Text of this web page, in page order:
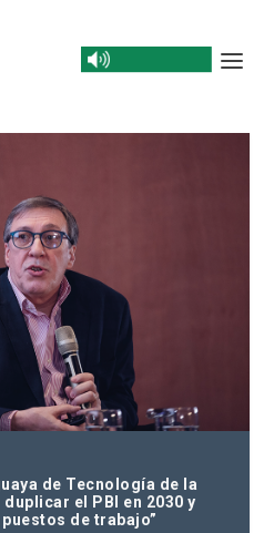
de Tecnología de la
el PBI en 2030 y
de trabajo”